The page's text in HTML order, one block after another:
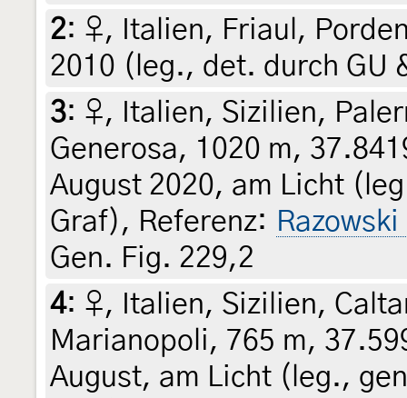
2: ♀, Italien, Friaul,
2010 (leg., det. durch GU
3: ♀, Italien, Sizilien,
Generosa, 1020 m,
August 2020, am Licht
Graf), Referenz:
Gen. Fig. 229,2
4: ♀, Italien, Sizilien,
Marianopoli, 765 m,
August, am Licht (leg.,